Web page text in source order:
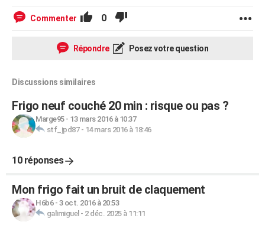
Commenter 0
Répondre Posez votre question
Discussions similaires
Frigo neuf couché 20 min : risque ou pas ?
Marge95- 13 mars 2016 à 10:37
stf_jpd87- 14 mars 2016 à 18:46
10 réponses
Mon frigo fait un bruit de claquement
H6b6- 3 oct. 2016 à 20:53
galimiguel - 2 déc. 2025 à 11:11